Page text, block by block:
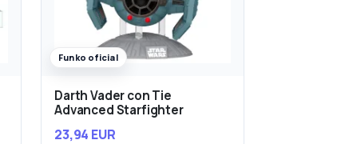
Funko oficial
Darth Vader con Tie
Advanced Starfighter
23,94 EUR